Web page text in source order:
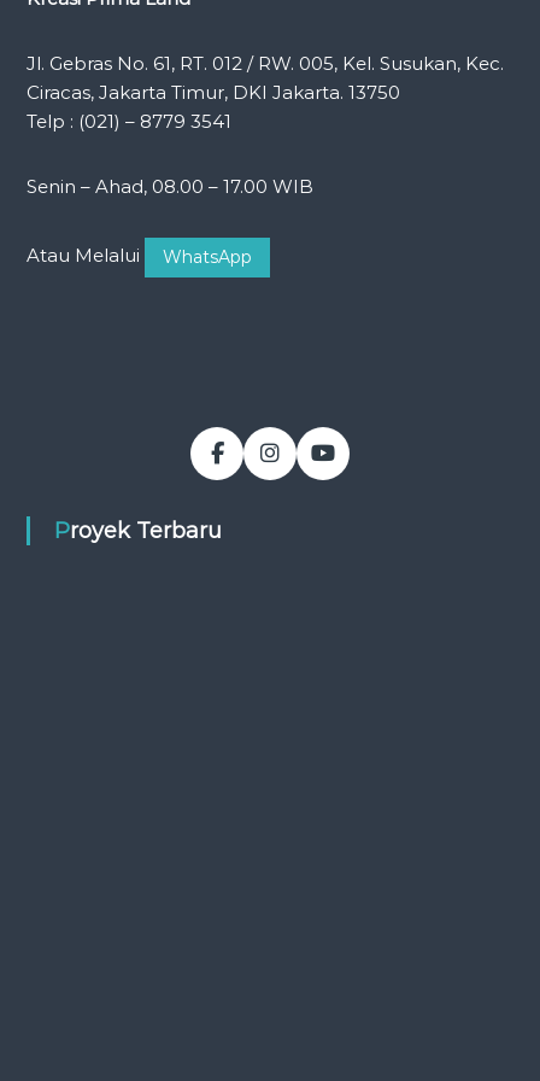
Jl. Gebras No. 61, RT. 012 / RW. 005, Kel. Susukan, Kec.
Ciracas, Jakarta Timur, DKI Jakarta. 13750
Telp : (021) – 8779 3541
Senin – Ahad, 08.00 – 17.00 WIB
Atau Melalui WhatsApp
Proyek Terbaru